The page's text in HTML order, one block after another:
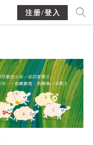
注册/登入